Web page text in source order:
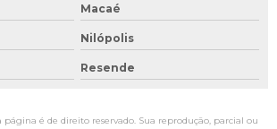
Macaé
Nilópolis
Resende
página é de direito reservado. Sua reprodução, parcial ou